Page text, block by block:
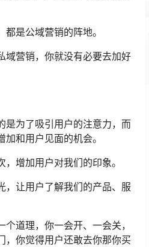
是公域营销的阵地。
域营销，你就没有必要去加好
是为了吸引用户的注意力，而
和用户见面的机会。
增加用户对我们的印象。
，让用户了解我们的产品、服
道理，你一会开、一会关，
，你觉得用户还敢去你那你买